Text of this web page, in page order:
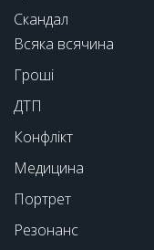
Скандал
Всяка всячина
Гроші
ДТП
Конфлікт
Медицина
Портрет
Резонанс